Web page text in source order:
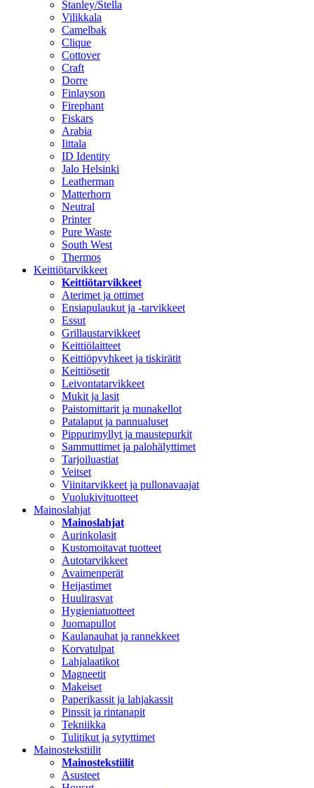
Stanley/Stella
Vilikkala
Camelbak
Clique
Cottover
Craft
Dorre
Finlayson
Firephant
Fiskars
Arabia
Iittala
ID Identity
Jalo Helsinki
Leatherman
Matterhorn
Neutral
Printer
Pure Waste
South West
Thermos
Keittiötarvikkeet
Keittiötarvikkeet
Aterimet ja ottimet
Ensiapulaukut ja -tarvikkeet
Essut
Grillaustarvikkeet
Keittiölaitteet
Keittiöpyyhkeet ja tiskirätit
Keittiösetit
Leivontatarvikkeet
Mukit ja lasit
Paistomittarit ja munakellot
Patalaput ja pannualuset
Pippurimyllyt ja maustepurkit
Sammuttimet ja palohälyttimet
Tarjoiluastiat
Veitset
Viinitarvikkeet ja pullonavaajat
Vuolukivituotteet
Mainoslahjat
Mainoslahjat
Aurinkolasit
Kustomoitavat tuotteet
Autotarvikkeet
Avaimenperät
Heijastimet
Huulirasvat
Hygieniatuotteet
Juomapullot
Kaulanauhat ja rannekkeet
Korvatulpat
Lahjalaatikot
Magneetit
Makeiset
Paperikassit ja lahjakassit
Pinssit ja rintanapit
Tekniikka
Tulitikut ja sytyttimet
Mainostekstiilit
Mainostekstiilit
Asusteet